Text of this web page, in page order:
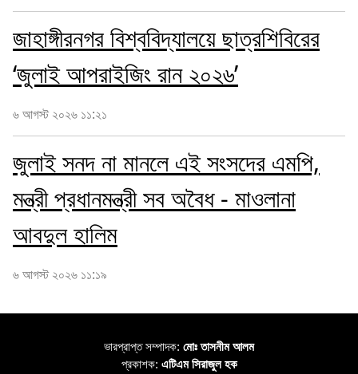
জাহাঙ্গীরনগর বিশ্ববিদ্যালয়ে ছাত্রশিবিরের
‘জুলাই আপরাইজিং রান ২০২৬’
৬ আগস্ট ২০২৬ ১১:২১
জুলাই সনদ না মানলে এই সংসদের এমপি,
মন্ত্রী প্রধানমন্ত্রী সব অবৈধ - মাওলানা
আবদুল হালিম
৬ আগস্ট ২০২৬ ১১:১৯
ভারপ্রাপ্ত সম্পাদক: মোঃ তাসনীম আলম
প্রকাশক: এটিএম সিরাজুল হক